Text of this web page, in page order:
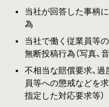
当社が回答した事柄
為
当社で働く従業員等
無断投稿行為（写真、
不相当な賠償要求、過
員等への懲戒などを
指定した対応要求等）